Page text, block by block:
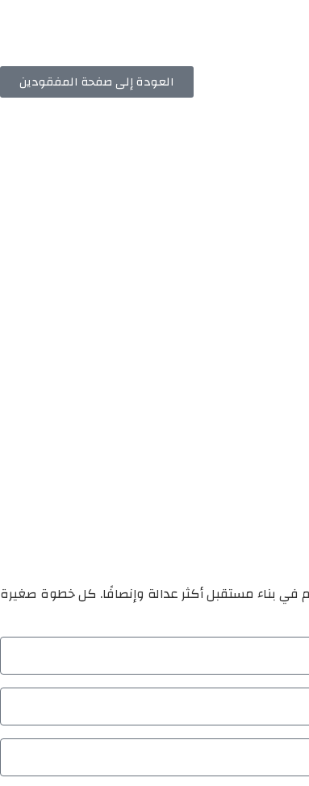
العودة إلى صفحة المفقودين
في بناء مستقبل أكثر عدالة وإنصافًا. كل خطوة صغيرة